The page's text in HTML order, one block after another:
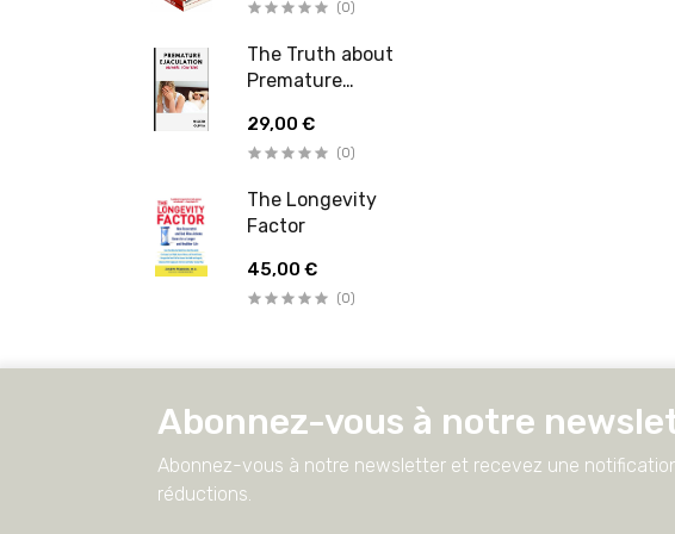
(0)
The Truth about
Premature
29,00 €
(0)
The Longevity
Factor
45,00 €
(0)
Abonnez-vous à notre
Abonnez-vous à notre newsletter et recevez une
réductions.